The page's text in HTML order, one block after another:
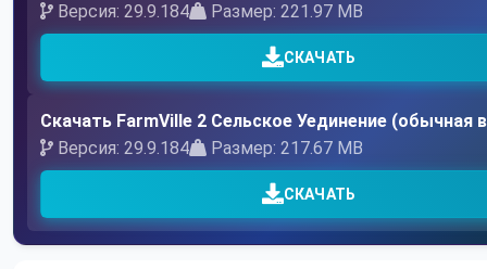
Версия: 29.9.184
Размер: 221.97 MB
СКАЧАТЬ
Скачать FarmVille 2 Сельское Уединение (обычная
Версия: 29.9.184
Размер: 217.67 MB
СКАЧАТЬ